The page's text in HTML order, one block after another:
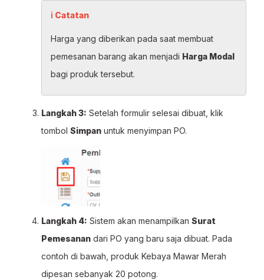
ℹ Catatan
Harga yang diberikan pada saat membuat
pemesanan barang akan menjadi Harga Modal
bagi produk tersebut.
Langkah 3: Setelah formulir selesai dibuat, klik
tombol Simpan untuk menyimpan PO.
Langkah 4: Sistem akan menampilkan Surat
Pemesanan dari PO yang baru saja dibuat. Pada
contoh di bawah, produk Kebaya Mawar Merah
dipesan sebanyak 20 potong.